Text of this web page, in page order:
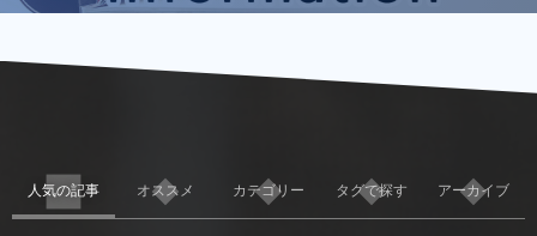
人気の記事 オススメ カテゴリー タグで探す アーカイブ